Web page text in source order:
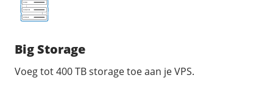
Big Storage
Voeg tot 400 TB storage toe aan je VPS.